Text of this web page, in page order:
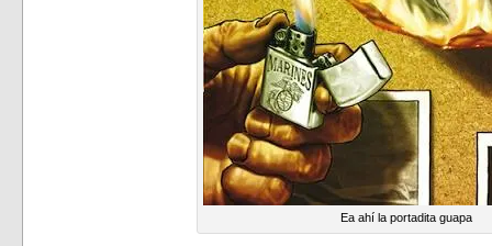
Ea ahí la portadita guapa